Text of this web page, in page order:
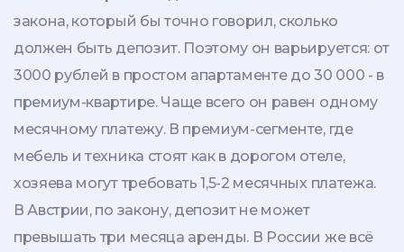
закона, который бы точно говорил, сколько
должен быть депозит. Поэтому он варьируется: от
3000 рублей в простом апартаменте до 30 000 - в
премиум-квартире. Чаще всего он равен одному
месячному платежу. В премиум-сегменте, где
мебель и техника стоят как в дорогом отеле,
хозяева могут требовать 1,5-2 месячных платежа.
В Австрии, по закону, депозит не может
превышать три месяца аренды. В России же всё